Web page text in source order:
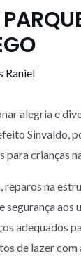
Raniel
alegria e
Sinvaldo,
crianças
reparos na
aos
adequados
de lazer